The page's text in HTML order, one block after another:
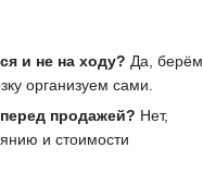
и не на ходу? Да, берём
организуем сами.
продажей? Нет,
и стоимости